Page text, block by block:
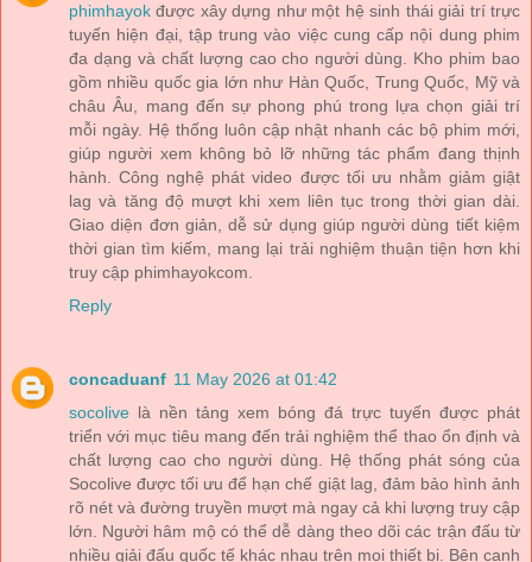
phimhayok được xây dựng như một hệ sinh thái giải trí trực
tuyến hiện đại, tập trung vào việc cung cấp nội dung phim
đa dạng và chất lượng cao cho người dùng. Kho phim bao
gồm nhiều quốc gia lớn như Hàn Quốc, Trung Quốc, Mỹ và
châu Âu, mang đến sự phong phú trong lựa chọn giải trí
mỗi ngày. Hệ thống luôn cập nhật nhanh các bộ phim mới,
giúp người xem không bỏ lỡ những tác phẩm đang thịnh
hành. Công nghệ phát video được tối ưu nhằm giảm giật
lag và tăng độ mượt khi xem liên tục trong thời gian dài.
Giao diện đơn giản, dễ sử dụng giúp người dùng tiết kiệm
thời gian tìm kiếm, mang lại trải nghiệm thuận tiện hơn khi
truy cập phimhayokcom.
Reply
concaduanf 11 May 2026 at 01:42
socolive là nền tảng xem bóng đá trực tuyến được phát
triển với mục tiêu mang đến trải nghiệm thể thao ổn định và
chất lượng cao cho người dùng. Hệ thống phát sóng của
Socolive được tối ưu để hạn chế giật lag, đảm bảo hình ảnh
rõ nét và đường truyền mượt mà ngay cả khi lượng truy cập
lớn. Người hâm mộ có thể dễ dàng theo dõi các trận đấu từ
nhiều giải đấu quốc tế khác nhau trên mọi thiết bị. Bên cạnh